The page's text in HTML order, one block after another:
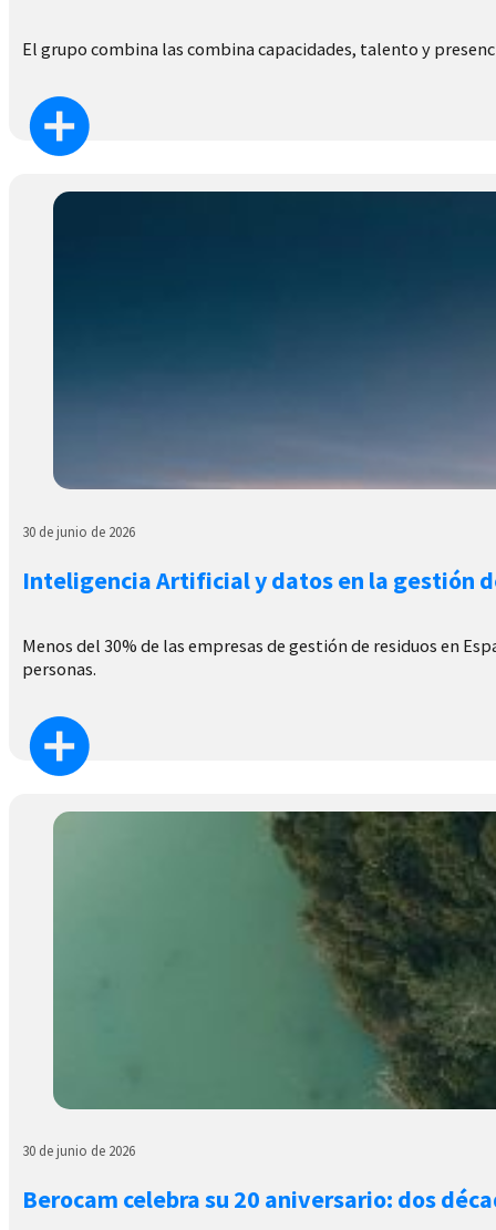
El grupo combina las combina capacidades, talento y
30 de junio de 2026
Inteligencia Artificial y datos en la gestión
Menos del 30% de las empresas de gestión de residuos en
personas.
30 de junio de 2026
Berocam celebra su 20 aniversario: dos